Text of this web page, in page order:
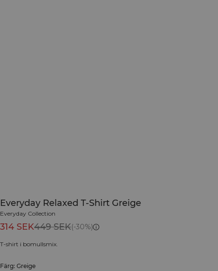
Everyday Relaxed T-Shirt Greige
Everyday Collection
314 SEK449 SEK(-30%)
T-shirt i bomullsmix.
Färg: Greige